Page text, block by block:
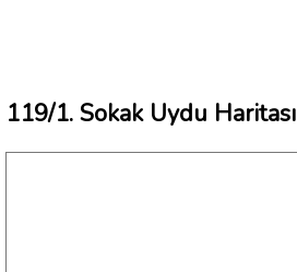
119/1. Sokak Uydu Haritası